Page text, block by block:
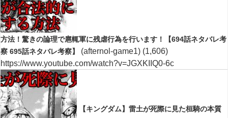
方法！驚きの論理で扈輒軍に残虐行為を行います！【694話ネタバレ考
察 695話ネタバレ考察】
(afternol-game1) (1,606)
https://www.youtube.com/watch?v=JGXKIIQ0-6c
【キングダム】雷土が死際に見た桓騎の本質